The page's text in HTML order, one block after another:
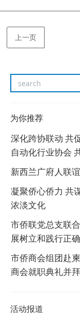
上一页
为你推荐
深化跨协联动 共
自动化行业协会
新西兰广府人联
凝聚侨心侨力 共
浓淡文化
市侨联党总支联
展树立和践行正
市侨商会组团赴
商会就职典礼并
活动报道